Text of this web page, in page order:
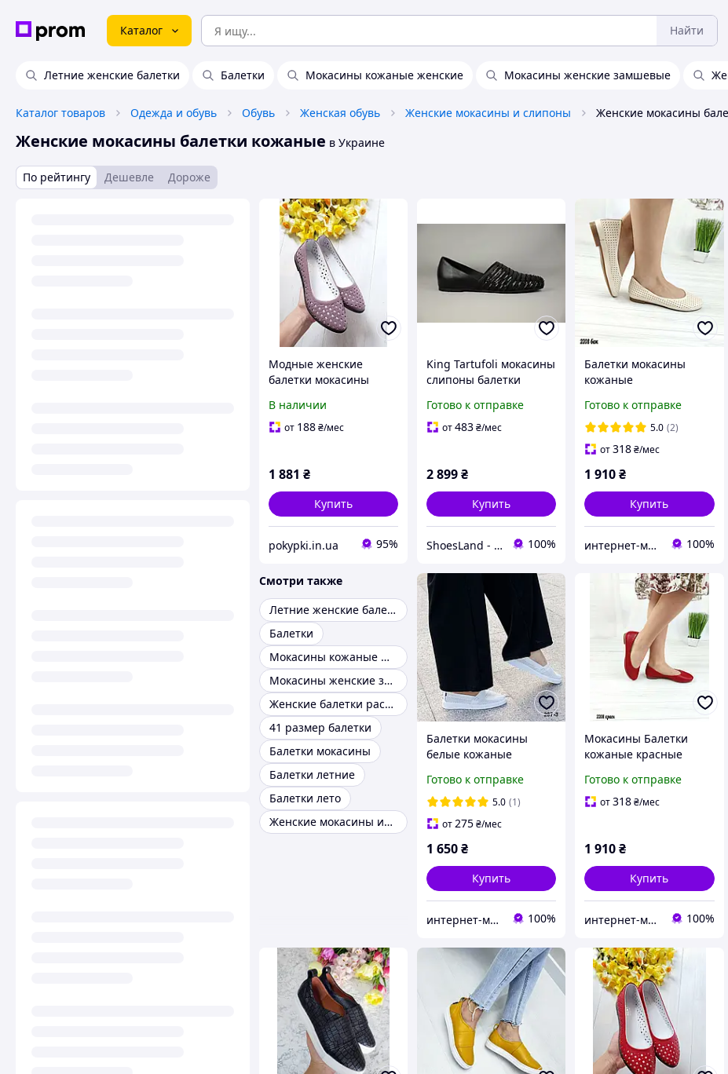
Каталог Найти
Летние женские балетки Балетки Мокасины кожаные женские Мокасины женские замшевые
Каталог товаров Одежда и обувь Обувь Женская обувь Женские мокасины и слипоны
Женские мокасины балетки кожаные в Украине
По рейтингу Дешевле Дороже
Модные женские
балетки мокасины
с перфорацией
сиреневые, р. 33-42
В наличии
от 188₴/мес
1 881 ₴
Купить
pokypki.in.ua 95%
King Tartufoli мокасины
слипоны балетки
кожаные с пайетками.
Италия. Оригинал. 38-
Готово к отправке
от483₴/мес
2 899₴
Купить
ShoesLand - Экономия и качество в каждом шаге 100%
Балетки мокасины
кожаные
бежевые женские
летние Кожа
перфорация Размеры
38 39 40 41 42 43
Готово к отправке
5.0 (2)
от318₴/мес
1 910₴
Купить
интернет-магазин "Николь" 100%
Смотри также
Летние женские балетки
Балетки
Мокасины кожаные женские
Мокасины женские замшевые
Женские балетки распродажа
41 размер балетки
Балетки мокасины
Балетки летние
Балетки лето
Женские мокасины италия
Балетки мокасины
белые кожаные
женские летние Кожа
перфорация Размеры
37 38 39 40 41
Готово к отправке
5.0 (1)
от275₴/мес
1 650₴
Купить
интернет-магазин "Николь" 100%
Мокасины Балетки
кожаные красные
женские летние Кожа с
перфорацией Размеры
Готово к отправке
от318₴/мес
1 910₴
Купить
интернет-магазин "Николь" 100%